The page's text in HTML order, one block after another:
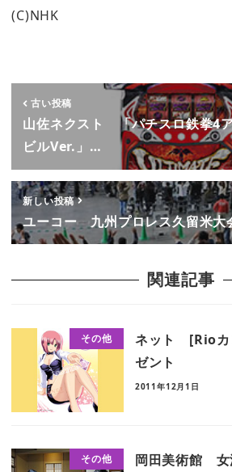
(C)NHK
古い投稿
山佐ネクスト 「パチスロ鉄拳4
ビルVer.」…
新しい投稿
ユーコー 九州プロレス久留米大
関連記事
その他
ネット [Rioカ
ゼント
2011年12月1日
その他
岡田美術館 女